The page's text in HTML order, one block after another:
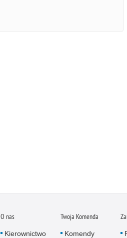
O nas
Kierownictwo
Twoja Komenda
Komendy